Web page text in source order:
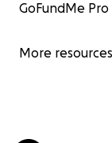
GoFundMe
More resources